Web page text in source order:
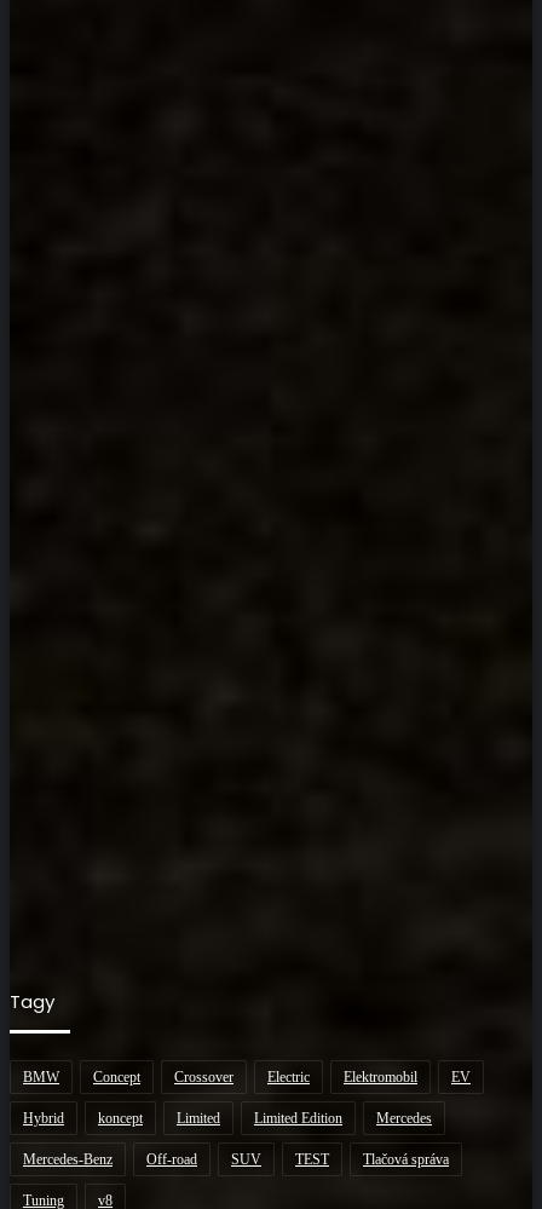
Tagy
BMW Concept Crossover Electric Elektromobil EV
Hybrid koncept Limited Limited Edition Mercedes
Mercedes-Benz Off-road SUV TEST Tlačová správa
Tuning v8